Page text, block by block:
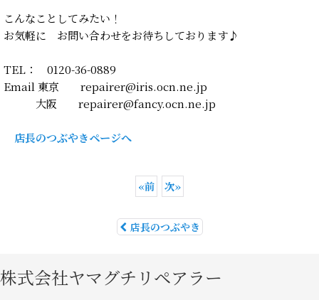
こんなことしてみたい！
お気軽に お問い合わせをお待ちしております♪
TEL： 0120-36-0889
Email 東京 repairer@iris.ocn.ne.jp
大阪 repairer@fancy.ocn.ne.jp
店長のつぶやきページへ
«前 次»
店長のつぶやき
株式会社ヤマグチリペアラー